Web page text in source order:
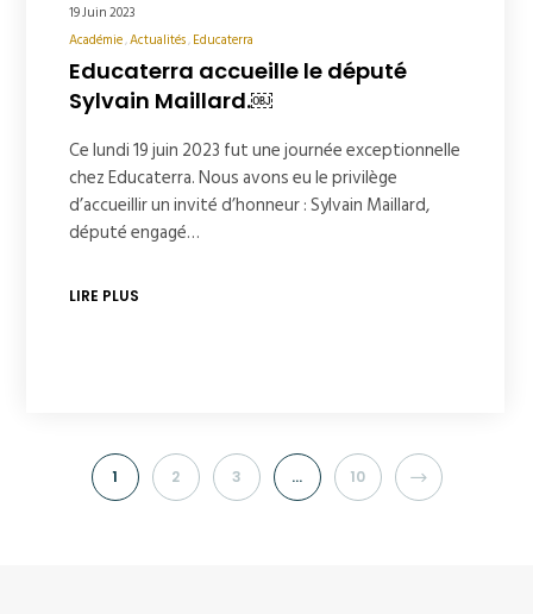
19 Juin 2023
Académie Actualités Educaterra
Educaterra accueille le député
Sylvain Maillard.￼
Ce lundi 19 juin 2023 fut une journée exceptionnelle
chez Educaterra. Nous avons eu le privilège
d’accueillir un invité d’honneur : Sylvain Maillard,
député engagé…
LIRE PLUS
1 2 3 … 10 NEXT